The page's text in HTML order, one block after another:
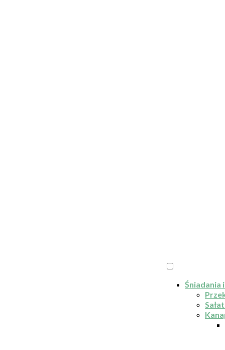
Śniadania